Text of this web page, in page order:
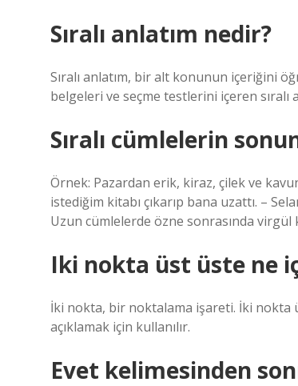
Sıralı anlatım nedir?
Sıralı anlatım, bir alt konunun içeriğini
belgeleri ve seçme testlerini içeren
Sıralı cümlelerin
Örnek: Pazardan erik, kiraz, çilek ve
istediğim kitabı çıkarıp bana uzattı. –
Uzun cümlelerde özne sonrasında virgül
Iki nokta üst üste ne
İki nokta, bir noktalama işareti. İki nokta
açıklamak için kullanılır.
Evet kelimesinden